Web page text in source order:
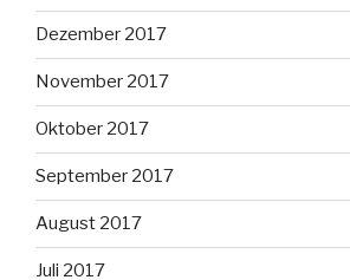
Dezember 2017
November 2017
Oktober 2017
September 2017
August 2017
Juli 2017